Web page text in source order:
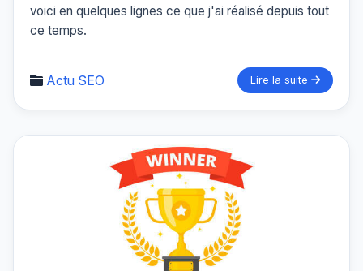
voici en quelques lignes ce que j'ai réalisé depuis tout
ce temps.
Actu SEO Lire la suite